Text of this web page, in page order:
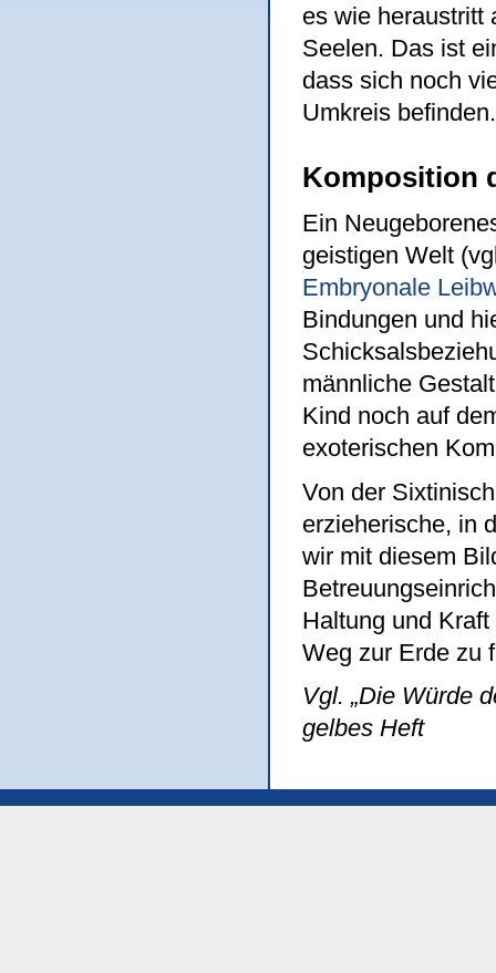
es wie heraustritt
Seelen. Das ist
dass sich noch
Umkreis befinden.
Komposition
Ein
geistigen Welt
Embryonale
Bindungen und
männliche
Kind noch auf
exoterischen
Von der
erzieherische, in
wir mit diesem
Haltung und
Weg zur Erde zu
Vgl. „Die Würde
gelbes Heft